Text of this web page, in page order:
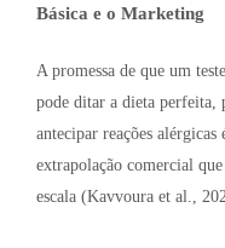
Básica e o Marketing
A promessa de que um
pode ditar a dieta perfeita,
antecipar reações
extrapolação comercial
escala (Kavvoura et al.,